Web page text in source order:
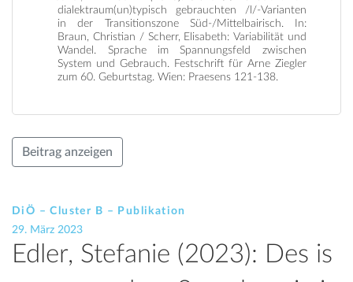
dialektraum(un)typisch gebrauchten /l/-Varianten
in der Transitionszone Süd-/Mittelbairisch. In:
Braun, Christian / Scherr, Elisabeth: Variabilität und
Wandel. Sprache im Spannungsfeld zwischen
System und Gebrauch. Festschrift für Arne Ziegler
zum 60. Geburtstag. Wien: Praesens 121-138.
Beitrag anzeigen
DiÖ – Cluster B – Publikation
29. März 2023
Edler, Stefanie (2023): Des is